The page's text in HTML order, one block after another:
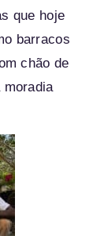
que hoje
barracos
chão de